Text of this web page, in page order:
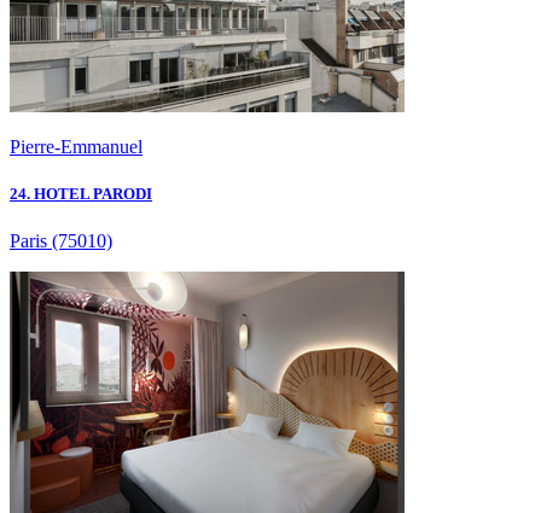
Pierre-Emmanuel
24. HOTEL PARODI
Paris (75010)